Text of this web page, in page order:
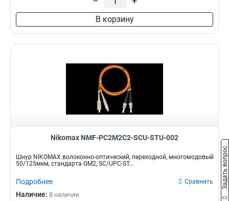
В корзину
Nikomax NMF-PC2M2C2-SCU-STU-002
Шнур NIKOMAX волоконно-оптический, переходной, многомодовый
50/125мкм, стандарта ОМ2, SC/UPC-ST...
Подробнее Сравнить
Наличие: В наличии
Задать вопрос